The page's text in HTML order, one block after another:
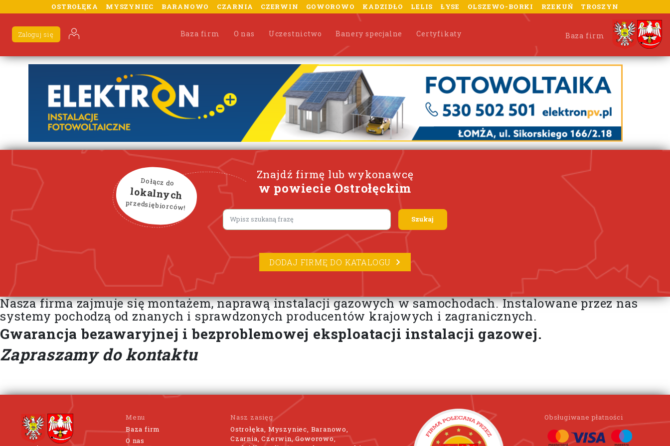
OSTROŁĘKA MYSZYNIEC BARANOWO CZARNIA CZERWIN GOWOROWO KADZIDŁO LELIS ŁYSE OLSZEWO-BORKI RZEKUŃ TROSZYN
Baza firm O nas Uczestnictwo Banery specjalne Certyfikaty
Zaloguj się Baza firm
Znajdź firmę lub wykonawcę
w powiecie Ostrołęckim
Dołącz do
lokalnych
przedsiębiorców!
Lorem ipsum
DODAJ FIRMĘ DO KATALOGU
Nasza firma zajmuje się montażem, naprawą instalacji gazowych w samochodach. Instalowane przez nas
systemy pochodzą od znanych i sprawdzonych producentów krajowych i zagranicznych.
Gwarancja bezawaryjnej i bezproblemowej eksploatacji instalacji gazowej.
Zapraszamy do kontaktu
Menu
Baza firm
O nas
Nasz zasięg
Ostrołęka, Myszyniec, Baranowo,
Czarnia, Czerwin, Goworowo,
Obsługiwane płatności